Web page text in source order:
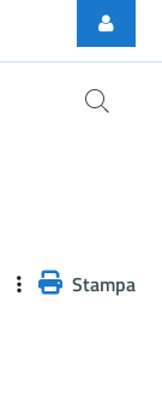
Stampa